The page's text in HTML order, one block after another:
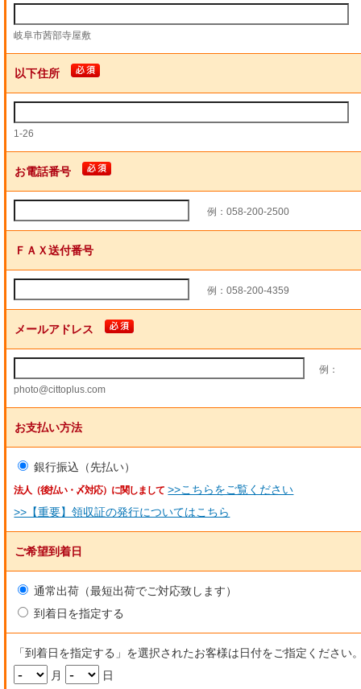
岐阜市茜部寺屋敷
以下住所
1-26
お電話番号
例：058-200-2500
ＦＡＸ送付番号
例：058-200-4359
メールアドレス
例：
photo@cittoplus.com
お支払い方法
銀行振込（先払い）
法人（後払い・〆対応）に関しまして >>こちらをご覧ください
>>【重要】領収証の発行についてはこちら
ご希望到着日
通常出荷（最短出荷でご対応致します）
到着日を指定する
「到着日を指定する」を選択されたお客様は日付をご指定ください
月
日